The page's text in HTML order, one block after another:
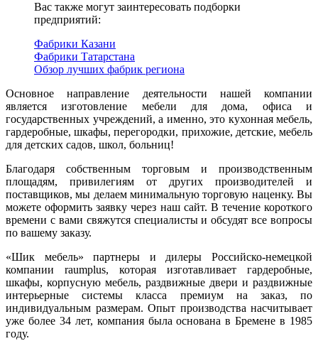
Вас также могут заинтересовать подборки
предприятий:
Фабрики Казани
Фабрики Татарстана
Обзор лучших фабрик региона
Основное направление деятельности нашей компании
является изготовление мебели для дома, офиса и
государственных учреждений, а именно, это кухонная мебель,
гардеробные, шкафы, перегородки, прихожие, детские, мебель
для детских садов, школ, больниц!
Благодаря собственным торговым и производственным
площадям, привилегиям от других производителей и
поставщиков, мы делаем минимальную торговую наценку. Вы
можете оформить заявку через наш сайт. В течение короткого
времени с вами свяжутся специалисты и обсудят все вопросы
по вашему заказу.
«Шик мебель» партнеры и дилеры Российско-немецкой
компании raumplus, которая изготавливает гардеробные,
шкафы, корпусную мебель, раздвижные двери и раздвижные
интерьерные системы класса премиум на заказ, по
индивидуальным размерам. Опыт производства насчитывает
уже более 34 лет, компания была основана в Бремене в 1985
году.